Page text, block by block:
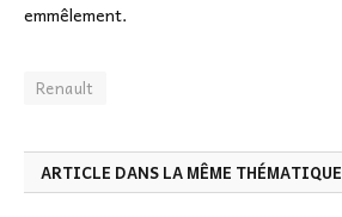
emmêlement.
Renault
ARTICLE DANS LA MÊME THÉMATIQUE